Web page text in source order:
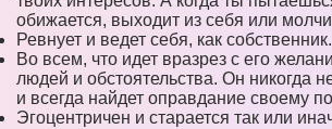
обижается, выходит из себя или
Ревнует и ведет себя, как собственник.
Во всем, что идет вразрез с его
людей и обстоятельства. Он никогда
и всегда найдет оправдание своему
Эгоцентричен и старается так или